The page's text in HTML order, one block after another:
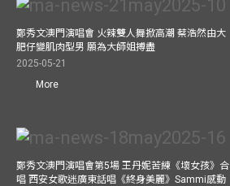
鄭秀文澳門演唱會 火辣雙人舞掀高潮 蔡浩然由大
肥仔變肌肉型男 願為大師姐搏盡
2025-05-21
More
鄭秀文澳門演唱會第5場 王丹妮苦練《壞女孩》合
唱 西安女歌迷廣東話唱《終身美麗》Sammi感動